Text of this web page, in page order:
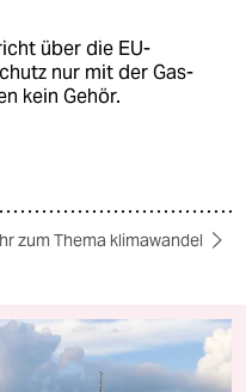
über die EU-
nur mit der Gas-
kein Gehör.
zum Thema klimawandel